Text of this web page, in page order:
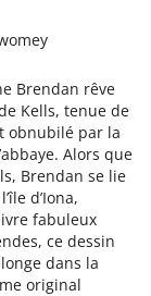
Brendan rêve
Kells, tenue de
obnubilé par la
Alors que
Brendan se lie
d’Iona,
fabuleux
ce dessin
dans la
original